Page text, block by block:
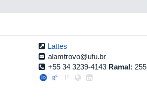
Lattes
alamtrovo@ufu.br
+55 34 3239-4143 Ramal: 255